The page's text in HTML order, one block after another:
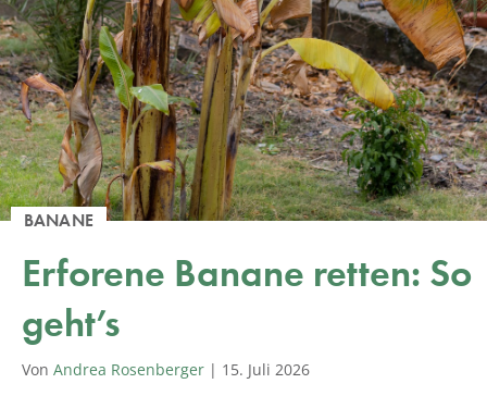
BANANE
Erforene Banane retten: So
geht’s
Von Andrea Rosenberger | 15. Juli 2026